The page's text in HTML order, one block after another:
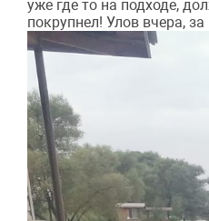
уже где то на подходе,
покрупнел! Улов вчера,